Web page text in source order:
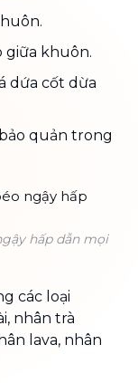
giữa khuôn.
dứa cốt dừa
quản trong
hấp dẫn mọi
các loại
nhân trà
lava, nhân